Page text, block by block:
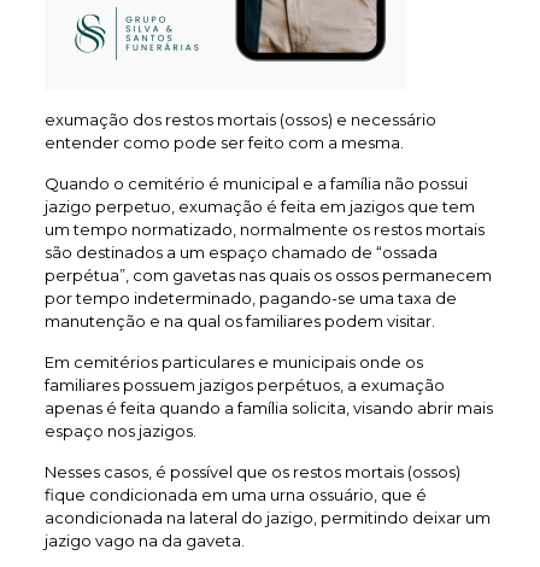
exumação dos restos mortais (ossos) e necessário
entender como pode ser feito com a mesma.
Quando o cemitério é municipal e a família não possui
jazigo perpetuo, exumação é feita em jazigos que tem
um tempo normatizado, normalmente os restos mortais
são destinados a um espaço chamado de “ossada
perpétua”, com gavetas nas quais os ossos permanecem
por tempo indeterminado, pagando-se uma taxa de
manutenção e na qual os familiares podem visitar.
Em cemitérios particulares e municipais onde os
familiares possuem jazigos perpétuos, a exumação
apenas é feita quando a família solicita, visando abrir mais
espaço nos jazigos.
Nesses casos, é possível que os restos mortais (ossos)
fique condicionada em uma urna ossuário, que é
acondicionada na lateral do jazigo, permitindo deixar um
jazigo vago na da gaveta.